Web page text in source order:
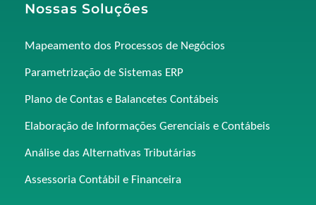
Nossas Soluções
Mapeamento dos Processos de Negócios
Parametrização de Sistemas ERP
Plano de Contas e Balancetes Contábeis
Elaboração de Informações Gerenciais e Contábeis
Análise das Alternativas Tributárias
Assessoria Contábil e Financeira